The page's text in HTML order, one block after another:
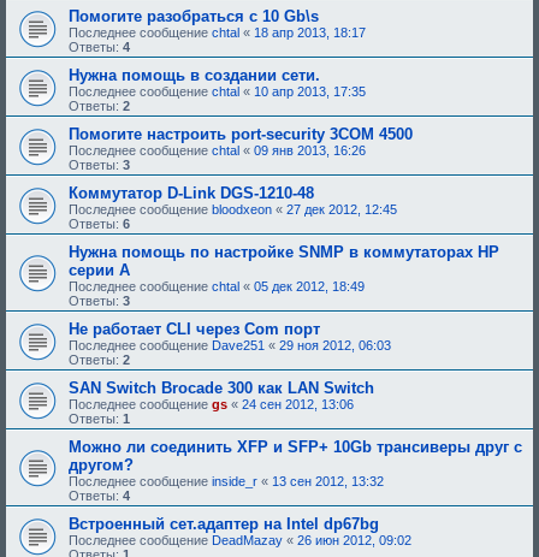
р
щ
е
б
н
Помогите разобраться с 10 Gb\s
Последнее сообщение chtal « 18 апр 2013, 18:17
Ответы: 4
Нужна помощь в создании сети.
Последнее сообщение chtal « 10 апр 2013, 17:35
Ответы: 2
Помогите настроить port-security 3COM 4500
Последнее сообщение chtal « 09 янв 2013, 16:26
Ответы: 3
Коммутатор D-Link DGS-1210-48
Последнее сообщение bloodxeon « 27 дек 2012, 12:45
Ответы: 6
Нужна помощь по настройке SNMP в коммутаторах HP
серии A
Последнее сообщение chtal « 05 дек 2012, 18:49
Ответы: 3
Не работает CLI через Com порт
Последнее сообщение Dave251 « 29 ноя 2012, 06:03
Ответы: 2
SAN Switch Brocade 300 как LAN Switch
Последнее сообщение gs « 24 сен 2012, 13:06
Ответы: 1
Можно ли соединить XFP и SFP+ 10Gb трансиверы друг с
другом?
Последнее сообщение inside_r « 13 сен 2012, 13:32
Ответы: 4
Встроенный сет.адаптер на Intel dp67bg
Последнее сообщение DeadMazay « 26 июн 2012, 09:02